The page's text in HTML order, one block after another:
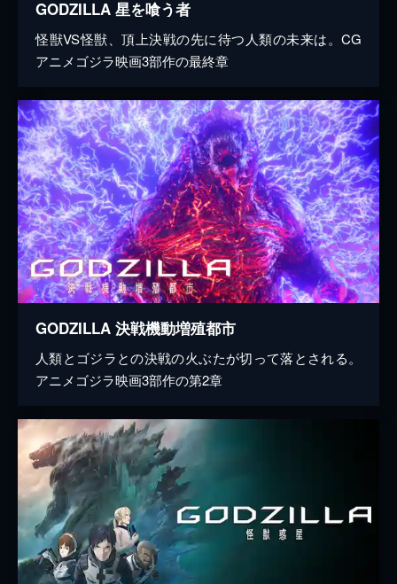
GODZILLA 星を喰う者
怪獣VS怪獣、頂上決戦の先に待つ人類の未来は。CG
アニメゴジラ映画3部作の最終章
GODZILLA 決戦機動増殖都市
人類とゴジラとの決戦の火ぶたが切って落とされる。
アニメゴジラ映画3部作の第2章